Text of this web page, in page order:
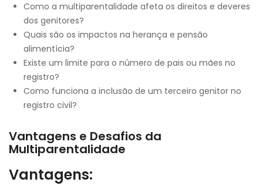
Como a multiparentalidade afeta os direitos e deveres
dos genitores?
Quais são os impactos na herança e pensão
alimentícia?
Existe um limite para o número de pais ou mães no
registro?
Como funciona a inclusão de um terceiro genitor no
registro civil?
Vantagens e Desafios da
Multiparentalidade
Vantagens: